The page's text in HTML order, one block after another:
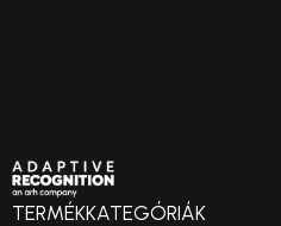
TERMÉKKATEGÓRIÁK